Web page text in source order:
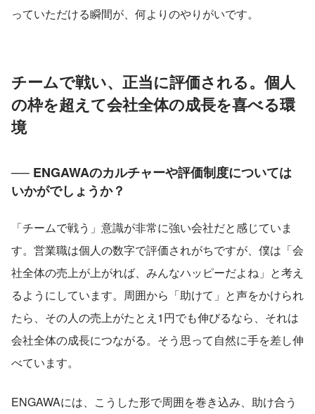
っていただける瞬間が、何よりのやりがいです。
チームで戦い、正当に評価される。個人
の枠を超えて会社全体の成長を喜べる環
境
── ENGAWAのカルチャーや評価制度については
いかがでしょうか？
「チームで戦う」意識が非常に強い会社だと感じていま
す。営業職は個人の数字で評価されがちですが、僕は「会
社全体の売上が上がれば、みんなハッピーだよね」と考え
るようにしています。周囲から「助けて」と声をかけられ
たら、その人の売上がたとえ1円でも伸びるなら、それは
会社全体の成長につながる。そう思って自然に手を差し伸
べています。
ENGAWAには、こうした形で周囲を巻き込み、助け合う